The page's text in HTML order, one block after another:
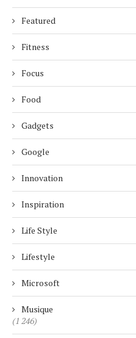
Featured
Fitness
Focus
Food
Gadgets
Google
Innovation
Inspiration
Life Style
Lifestyle
Microsoft
Musique
(1 246)